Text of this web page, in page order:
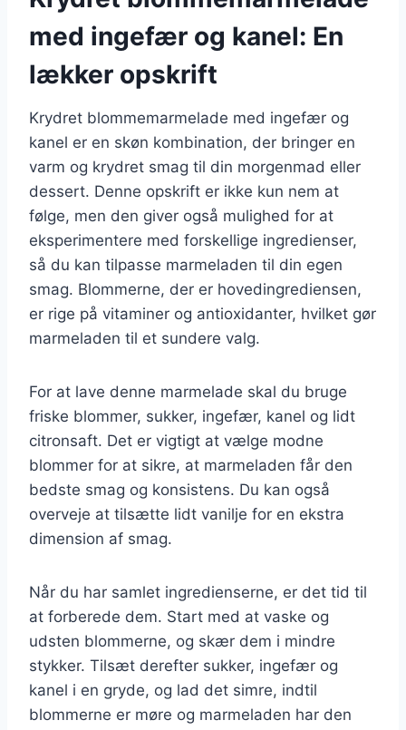
med ingefær og kanel: En
lækker opskrift
Krydret blommemarmelade med ingefær og
kanel er en skøn kombination, der bringer en
varm og krydret smag til din morgenmad eller
dessert. Denne opskrift er ikke kun nem at
følge, men den giver også mulighed for at
eksperimentere med forskellige ingredienser,
så du kan tilpasse marmeladen til din egen
smag. Blommerne, der er hovedingrediensen,
er rige på vitaminer og antioxidanter, hvilket gør
marmeladen til et sundere valg.
For at lave denne marmelade skal du bruge
friske blommer, sukker, ingefær, kanel og lidt
citronsaft. Det er vigtigt at vælge modne
blommer for at sikre, at marmeladen får den
bedste smag og konsistens. Du kan også
overveje at tilsætte lidt vanilje for en ekstra
dimension af smag.
Når du har samlet ingredienserne, er det tid til
at forberede dem. Start med at vaske og
udsten blommerne, og skær dem i mindre
stykker. Tilsæt derefter sukker, ingefær og
kanel i en gryde, og lad det simre, indtil
blommerne er møre og marmeladen har den